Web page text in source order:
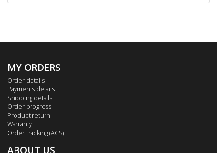
MY ORDERS
Order details
Payments details
Shipping details
Order progress
Product return
Warranty
Order tracking (ACS)
ABOUT US